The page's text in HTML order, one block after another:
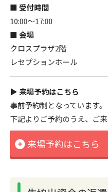
■ 受付時間
10:00～17:00
■ 会場
クロスプラザ2階
レセプションホール
▶ 来場予約はこちら
事前予約制となっています。
下記よりご予約のうえ、ご
来場予約はこちら